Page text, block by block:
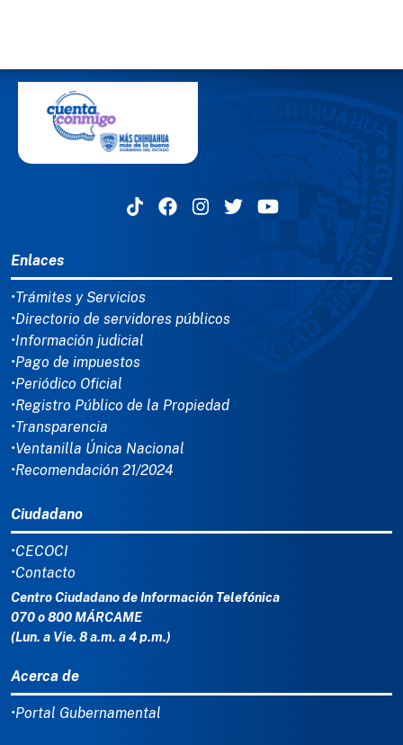
Enlaces
•Trámites y Servicios
•Directorio de servidores públicos
•Información judicial
•Pago de impuestos
•Periódico Oficial
•Registro Público de la Propiedad
•Transparencia
•Ventanilla Única Nacional
•Recomendación 21/2024
Ciudadano
•CECOCI
•Contacto
Centro Ciudadano de Información Telefónica
070 o 800 MÁRCAME
(Lun. a Vie. 8 a.m. a 4 p.m.)
Acerca de
•Portal Gubernamental